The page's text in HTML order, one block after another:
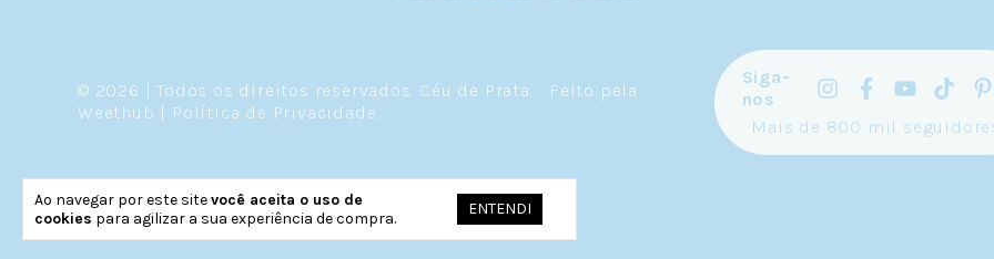
Ao navegar por este sitevocê aceita o uso de
cookies para agilizar a sua experiência de compra.
ENTENDI
© 2026 | Todos os direitos reservados. Céu de Prata.
Feito pela
Weethub
Política de Privacidade.
Siga-
nos
Mais de 800 mil